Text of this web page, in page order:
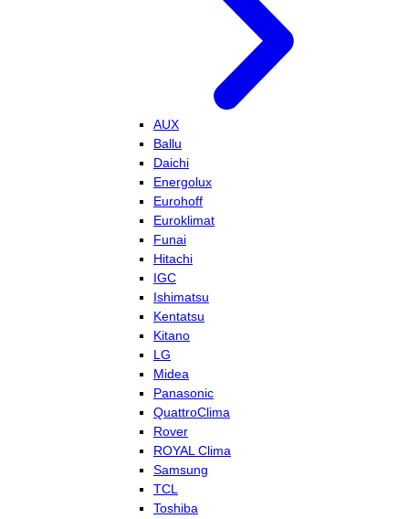
AUX
Ballu
Daichi
Energolux
Eurohoff
Euroklimat
Funai
Hitachi
IGC
Ishimatsu
Kentatsu
Kitano
LG
Midea
Panasonic
QuattroClima
Rover
ROYAL Clima
Samsung
TCL
Toshiba